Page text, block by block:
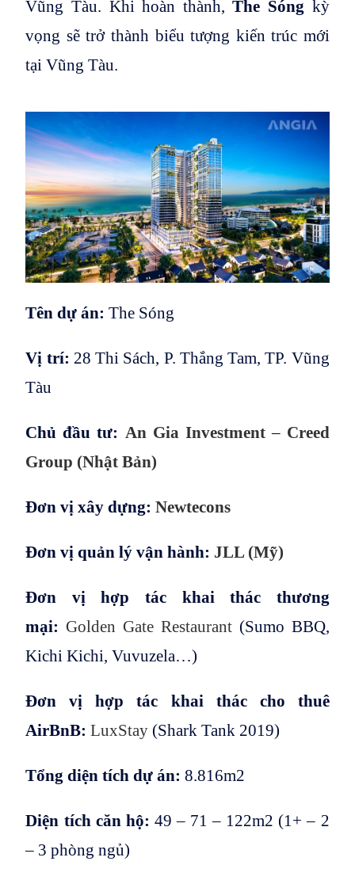
Vũng Tàu. Khi hoàn thành,The Sóng kỳ
vọng sẽ trở thành biểu tượng kiến trúc mới
tại Vũng Tàu.
Tên dự án: The Sóng
Vị trí: 28 Thi Sách, P. Thắng Tam, TP. Vũng
Tàu
Chủ đầu tư: An Gia Investment– Creed
Group (Nhật Bản)
Đơn vị xây dựng: Newtecons
Đơn vị quản lý vận hành: JLL (Mỹ)
Đơn vị hợp tác khai thác thương
mại: Golden Gate Restaurant(Sumo BBQ,
Kichi Kichi, Vuvuzela…)
Đơn vị hợp tác khai thác cho thuê
AirBnB:LuxStay (Shark Tank 2019)
Tổng diện tích dự án: 8.816m2
Diện tích căn hộ: 49 – 71 – 122m2 (1+ – 2
– 3 phòng ngủ)